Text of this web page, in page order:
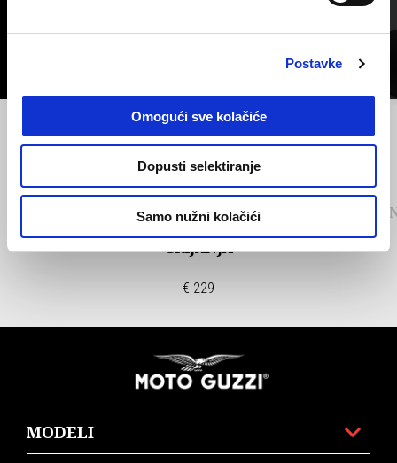
Postavke
Omogući sve kolačiće
Dopusti selektiranje
Samo nužni kolačići
COMFORD SJEDALO
GRIJANJA
€ 229
MODELI